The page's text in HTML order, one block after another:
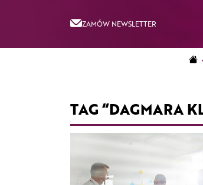
ZAMÓW NEWSLETTER
TAG “DAGMARA